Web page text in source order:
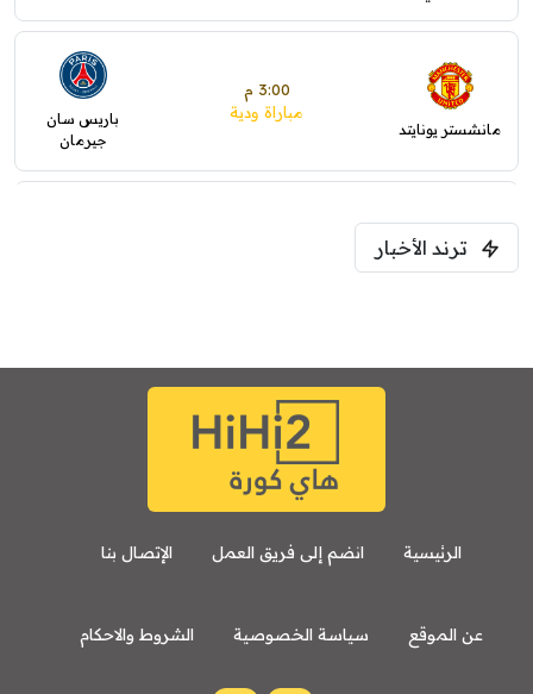
مانشستر يونايتد
3:00 م
مباراة ودية
باريس سان
جيرمان
فرينتسفاروشي
8:00 م
مباراة ودية
ترند الأخبار
الرئيسية انضم إلى فريق العمل الإتصال بنا
عن الموقع سياسة الخصوصية الشروط والاحكام